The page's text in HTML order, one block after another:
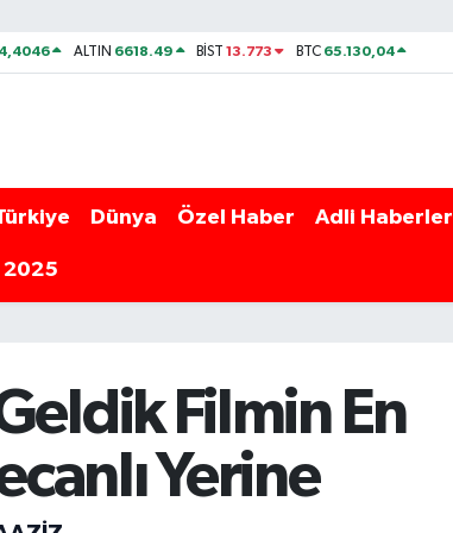
ALTIN 6618.49 BİST13.773 BTC 65.130,04
Dünya Özel Haber Adli Haberler
2025
Filmin En
Yerine